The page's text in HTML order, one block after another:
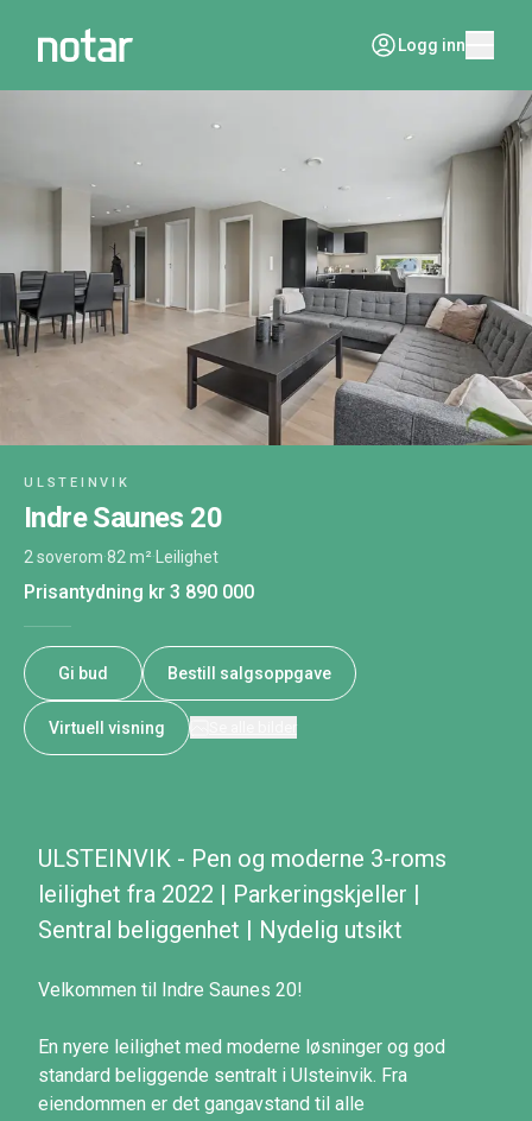
Logg inn
ULSTEINVIK
Indre Saunes 20
2 soverom·82 m²· Leilighet
Prisantydning kr 3 890 000
Gi bud Bestill salgsoppgave
Virtuell visning
ULSTEINVIK - Pen og moderne 3-roms
leilighet fra 2022 | Parkeringskjeller |
Sentral beliggenhet | Nydelig utsikt
Velkommen til Indre Saunes 20!
En nyere leilighet med moderne løsninger og god
standard beliggende sentralt i Ulsteinvik. Fra
eiendommen er det gangavstand til alle